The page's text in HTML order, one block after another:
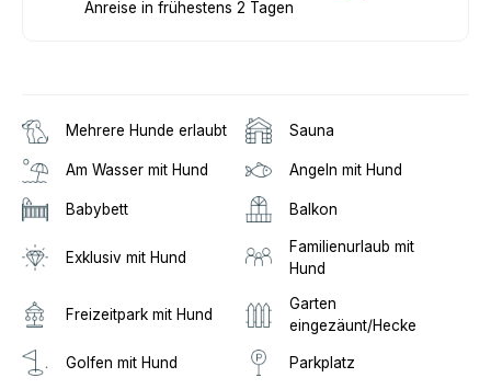
Anreise in frühestens 2 Tagen
Mehrere Hunde erlaubt Sauna
Am Wasser mit Hund Angeln mit Hund
Babybett Balkon
Exklusiv mit Hund
Familienurlaub mit
Hund
Freizeitpark mit Hund
Garten
eingezäunt/Hecke
Golfen mit Hund Parkplatz